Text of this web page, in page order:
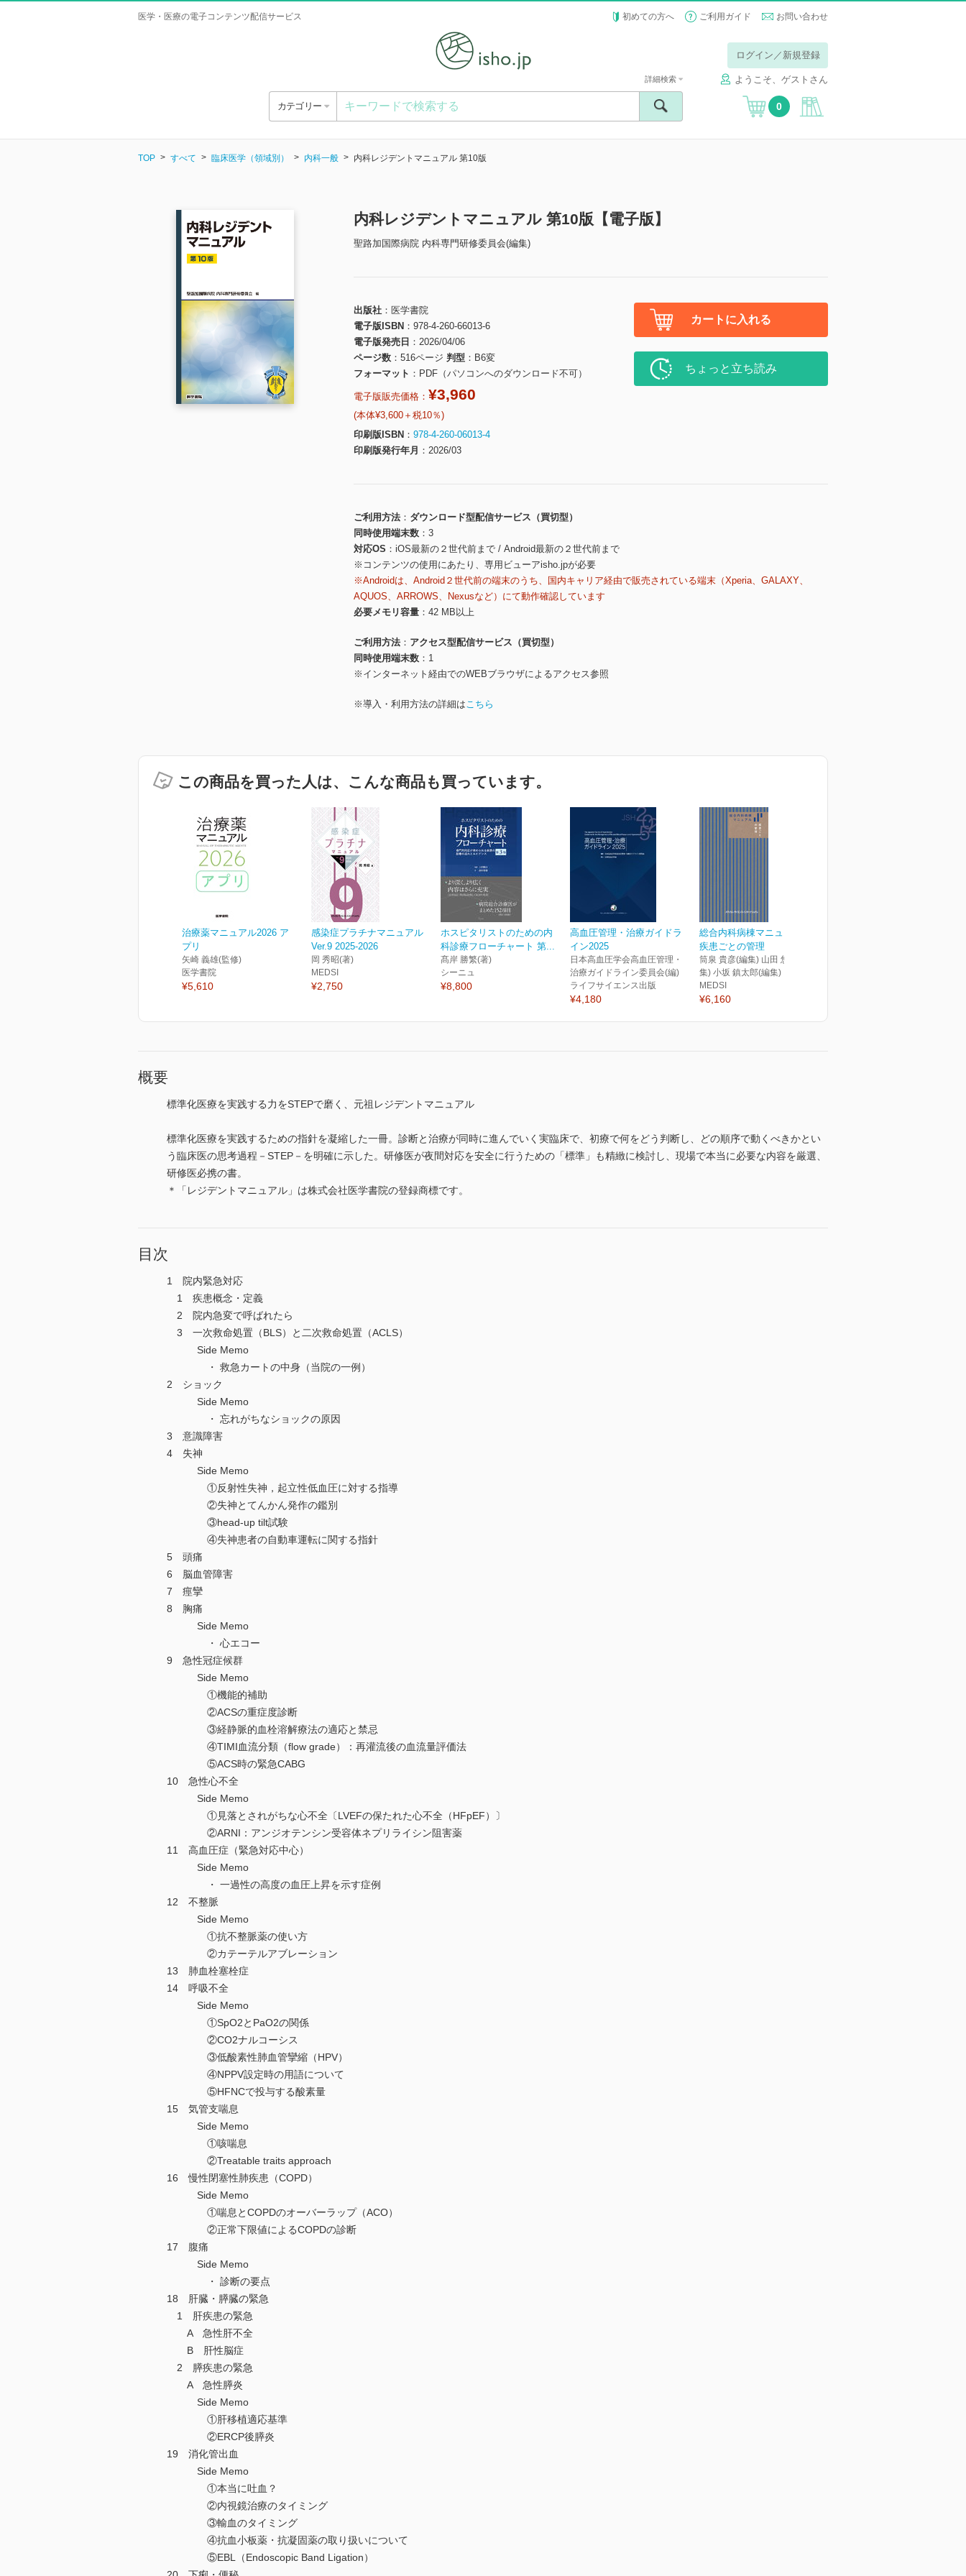
医学・医療の電子コンテンツ配信サービス 初めての方へ ご利用ガイド お問い合わせ
ログイン／新規登録
ようこそ、ゲストさん
カテゴリー
詳細検索
0
TOP すべて 臨床医学（領域別） 内科一般 内科レジデントマニュアル 第10版
内科レジデントマニュアル 第10版【電子版】
聖路加国際病院 内科専門研修委員会(編集)
出版社
医学書院
電子版ISBN
978-4-260-66013-6
電子版発売日
2026/04/06
ページ数
516ページ 判型
B6変
フォーマット
PDF（パソコンへのダウンロード不可）
電子版販売価格： ¥3,960
(本体¥3,600＋税10％)
印刷版ISBN
978-4-260-06013-4
印刷版発行年月
2026/03
カートに入れる
ちょっと立ち読み
ご利用方法
ダウンロード型配信サービス（買切型）
同時使用端末数
3
対応OS
iOS最新の２世代前まで / Android最新の２世代前まで
※コンテンツの使用にあたり、専用ビューアisho.jpが必要
※Androidは、Android２世代前の端末のうち、国内キャリア経由で販売されている端末（Xperia、GALAXY、
AQUOS、ARROWS、Nexusなど）にて動作確認しています
必要メモリ容量
42 MB以上
ご利用方法
アクセス型配信サービス（買切型）
同時使用端末数
1
※インターネット経由でのWEBブラウザによるアクセス参照
※導入・利用方法の詳細はこちら
この商品を買った人は、こんな商品も買っています。
治療薬マニュアル2026 ア
プリ
矢崎 義雄(監修)
医学書院
¥5,610
感染症プラチナマニュアル
Ver.9 2025-2026
岡 秀昭(著)
MEDSI
¥2,750
ホスピタリストのための内
科診療フローチャート 第...
髙岸 勝繁(著)
シーニュ
¥8,800
高血圧管理・治療ガイドラ
イン2025
日本高血圧学会高血圧管理・
治療ガイドライン委員会(編)
ライフサイエンス出版
¥4,180
総合内科病棟マニュアル
疾患ごとの管理
筒泉 貴彦(編集) 山田 悠史(編
集) 小坂 鎮太郎(編集)
MEDSI
¥6,160
概要
標準化医療を実践する力をSTEPで磨く、元祖レジデントマニュアル
標準化医療を実践するための指針を凝縮した一冊。診断と治療が同時に進んでいく実臨床で、初療で何をどう判断し、どの順序で動くべきかとい
う臨床医の思考過程－STEP－を明確に示した。研修医が夜間対応を安全に行うための「標準」も精緻に検討し、現場で本当に必要な内容を厳選、
研修医必携の書。
＊「レジデントマニュアル」は株式会社医学書院の登録商標です。
目次
1 院内緊急対応
1 疾患概念・定義
2 院内急変で呼ばれたら
3 一次救命処置（BLS）と二次救命処置（ACLS）
Side Memo
・ 救急カートの中身（当院の一例）
2 ショック
Side Memo
・ 忘れがちなショックの原因
3 意識障害
4 失神
Side Memo
①反射性失神，起立性低血圧に対する指導
②失神とてんかん発作の鑑別
③head-up tilt試験
④失神患者の自動車運転に関する指針
5 頭痛
6 脳血管障害
7 痙攣
8 胸痛
Side Memo
・ 心エコー
9 急性冠症候群
Side Memo
①機能的補助
②ACSの重症度診断
③経静脈的血栓溶解療法の適応と禁忌
④TIMI血流分類（flow grade）：再灌流後の血流量評価法
⑤ACS時の緊急CABG
10 急性心不全
Side Memo
①見落とされがちな心不全〔LVEFの保たれた心不全（HFpEF）〕
②ARNI：アンジオテンシン受容体ネプリライシン阻害薬
11 高血圧症（緊急対応中心）
Side Memo
・ 一過性の高度の血圧上昇を示す症例
12 不整脈
Side Memo
①抗不整脈薬の使い方
②カテーテルアブレーション
13 肺血栓塞栓症
14 呼吸不全
Side Memo
①SpO2とPaO2の関係
②CO2ナルコーシス
③低酸素性肺血管攣縮（HPV）
④NPPV設定時の用語について
⑤HFNCで投与する酸素量
15 気管支喘息
Side Memo
①咳喘息
②Treatable traits approach
16 慢性閉塞性肺疾患（COPD）
Side Memo
①喘息とCOPDのオーバーラップ（ACO）
②正常下限値によるCOPDの診断
17 腹痛
Side Memo
・ 診断の要点
18 肝臓・膵臓の緊急
1 肝疾患の緊急
A 急性肝不全
B 肝性脳症
2 膵疾患の緊急
A 急性膵炎
Side Memo
①肝移植適応基準
②ERCP後膵炎
19 消化管出血
Side Memo
①本当に吐血？
②内視鏡治療のタイミング
③輸血のタイミング
④抗血小板薬・抗凝固薬の取り扱いについて
⑤EBL（Endoscopic Band Ligation）